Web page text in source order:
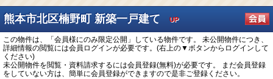
熊本市北区楠野町 新築一戸建て UP
この物件は、「会員様にのみ限定公開」している物件です。 未公開物件につき、
詳細情報の閲覧には会員ログインが必要です。(右上の▼ボタンからログインして
ください)
未公開物件を閲覧・資料請求するには会員登録(無料)が必要です。 まだ会員登録
をしていない方は、簡単に会員登録ができますので是非ご登録ください。